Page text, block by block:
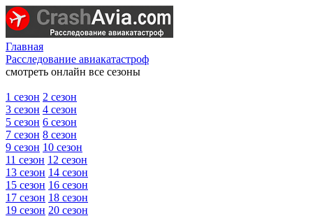
Главная
Расследование авиакатастроф
смотреть онлайн все сезоны
1 сезон 2 сезон
3 сезон 4 сезон
5 сезон 6 сезон
7 сезон 8 сезон
9 сезон 10 сезон
11 сезон 12 сезон
13 сезон 14 сезон
15 сезон 16 сезон
17 сезон 18 сезон
19 сезон 20 сезон